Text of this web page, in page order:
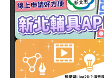
AI時代創作者如何不